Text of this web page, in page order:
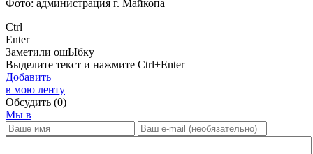
Фото: администрация г. Майкопа
Ctrl
Enter
Заметили ошЫбку
Выделите текст и нажмите Ctrl+Enter
Добавить
в мою ленту
Обсудить (0)
Мы в